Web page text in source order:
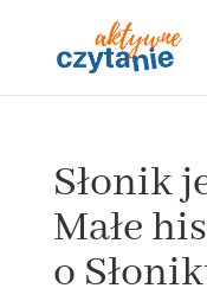
Słonik
Małe
o